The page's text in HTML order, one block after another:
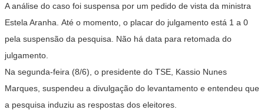
A análise do caso foi suspensa por um pedido de vista da ministra
Estela Aranha. Até o momento, o placar do julgamento está 1 a 0
pela suspensão da pesquisa. Não há data para retomada do
julgamento.
Na segunda-feira (8/6), o presidente do TSE, Kassio Nunes
Marques, suspendeu a divulgação do levantamento e entendeu que
a pesquisa induziu as respostas dos eleitores.